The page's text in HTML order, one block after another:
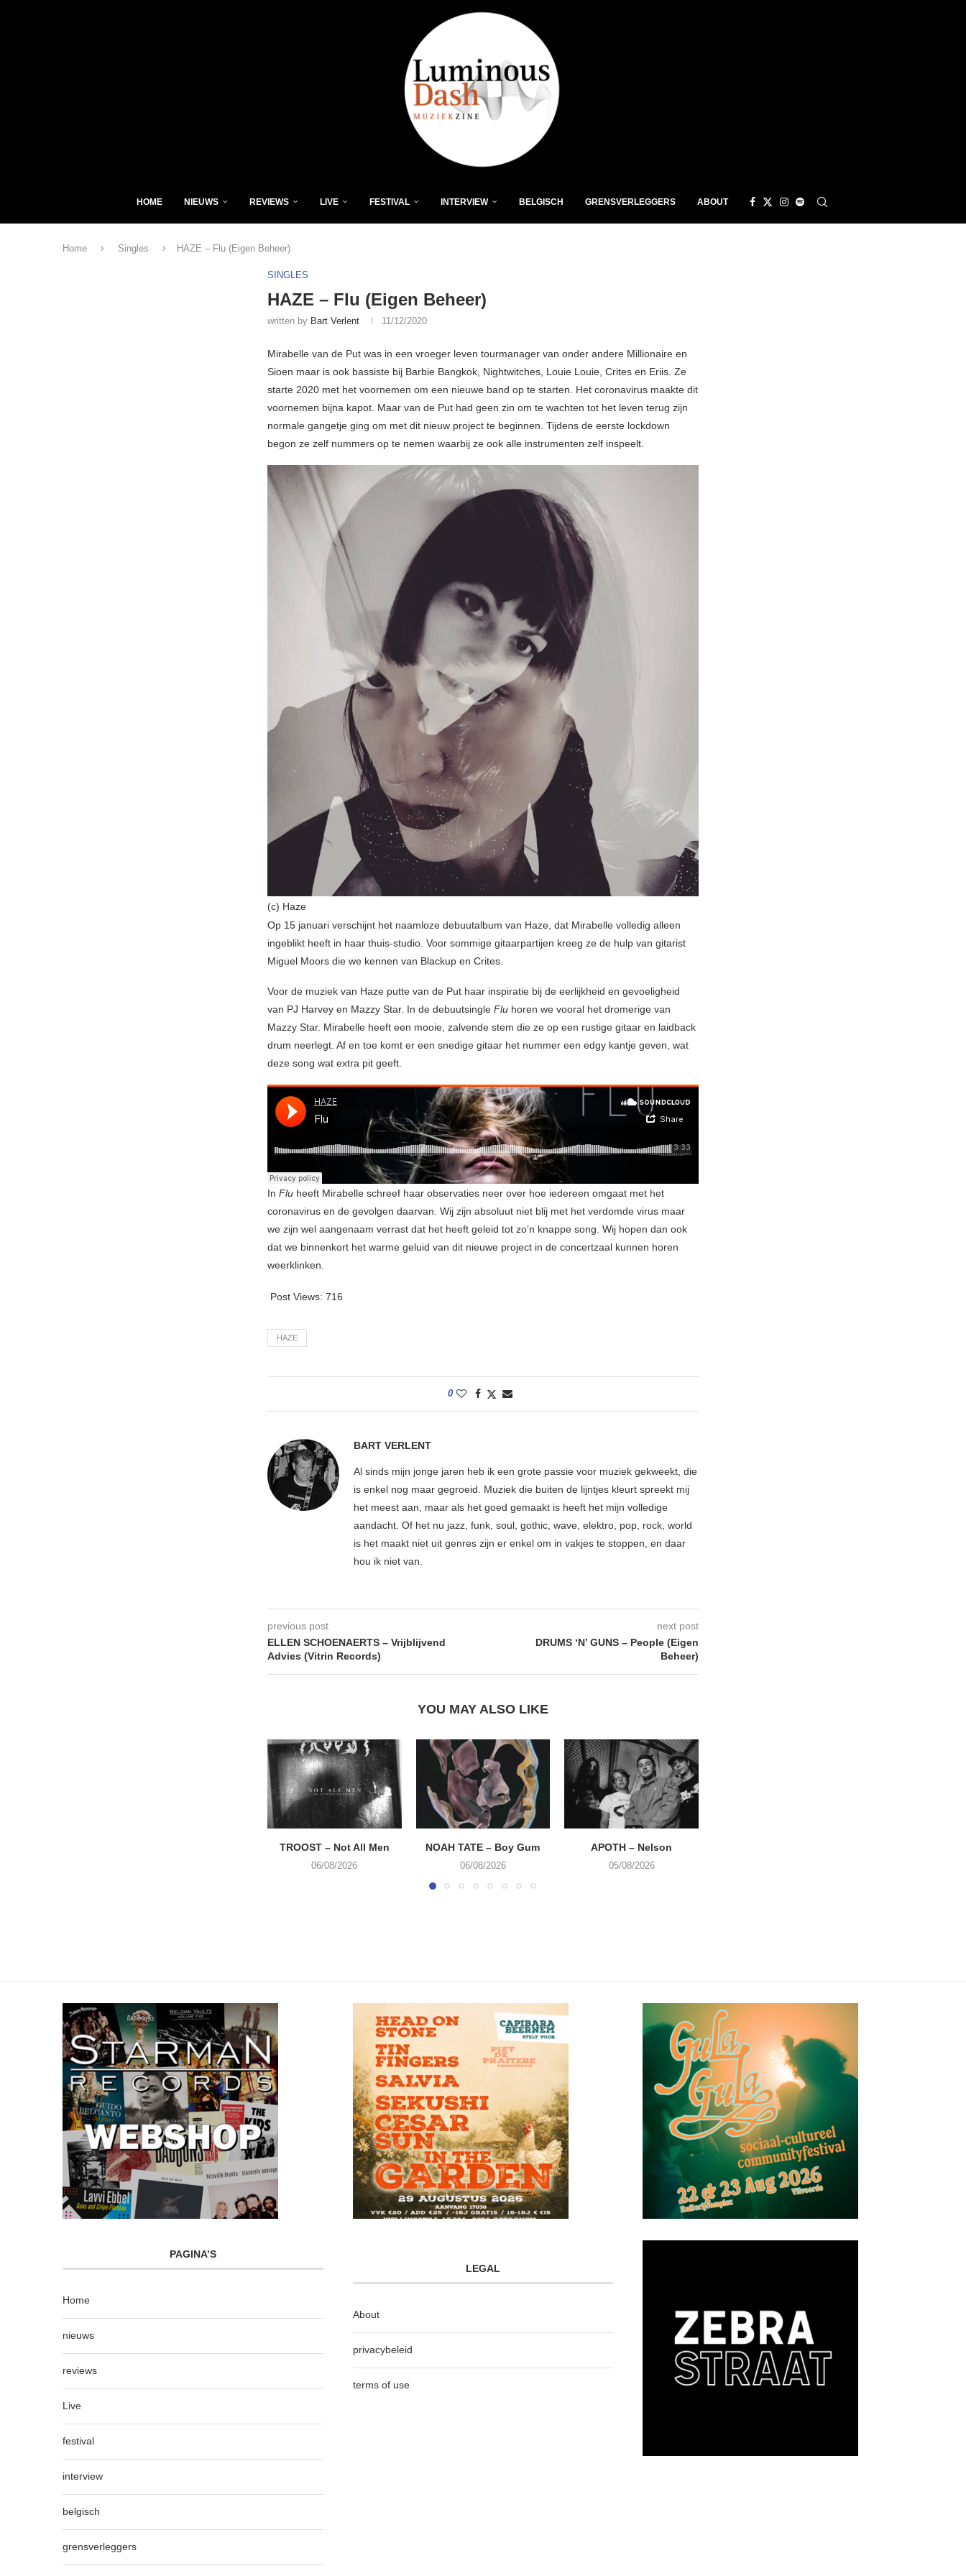
HOME NIEUWS REVIEWS LIVE FESTIVAL INTERVIEW BELGISCH GRENSVERLEGGERS ABOUT
Home Singles HAZE – Flu (Eigen Beheer)
SINGLES
HAZE – Flu (Eigen Beheer)
written by Bart Verlent 11/12/2020
Mirabelle van de Put was in een vroeger leven tourmanager van onder andere Millionaire en
Sioen maar is ook bassiste bij Barbie Bangkok, Nightwitches, Louie Louie, Crites en Eriis. Ze
starte 2020 met het voornemen om een nieuwe band op te starten. Het coronavirus maakte dit
voornemen bijna kapot. Maar van de Put had geen zin om te wachten tot het leven terug zijn
normale gangetje ging om met dit nieuw project te beginnen. Tijdens de eerste lockdown
begon ze zelf nummers op te nemen waarbij ze ook alle instrumenten zelf inspeelt.
(c) Haze
Op 15 januari verschijnt het naamloze debuutalbum van Haze, dat Mirabelle volledig alleen
ingeblikt heeft in haar thuis-studio. Voor sommige gitaarpartijen kreeg ze de hulp van gitarist
Miguel Moors die we kennen van Blackup en Crites.
Voor de muziek van Haze putte van de Put haar inspiratie bij de eerlijkheid en gevoeligheid
van PJ Harvey en Mazzy Star. In de debuutsingle Flu horen we vooral het dromerige van
Mazzy Star. Mirabelle heeft een mooie, zalvende stem die ze op een rustige gitaar en laidback
drum neerlegt. Af en toe komt er een snedige gitaar het nummer een edgy kantje geven, wat
deze song wat extra pit geeft.
In Flu heeft Mirabelle schreef haar observaties neer over hoe iedereen omgaat met het
coronavirus en de gevolgen daarvan. Wij zijn absoluut niet blij met het verdomde virus maar
we zijn wel aangenaam verrast dat het heeft geleid tot zo’n knappe song. Wij hopen dan ook
dat we binnenkort het warme geluid van dit nieuwe project in de concertzaal kunnen horen
weerklinken.
Post Views: 716
HAZE
0
BART VERLENT
Al sinds mijn jonge jaren heb ik een grote passie voor muziek gekweekt, die
is enkel nog maar gegroeid. Muziek die buiten de lijntjes kleurt spreekt mij
het meest aan, maar als het goed gemaakt is heeft het mijn volledige
aandacht. Of het nu jazz, funk, soul, gothic, wave, elektro, pop, rock, world
is het maakt niet uit genres zijn er enkel om in vakjes te stoppen, en daar
hou ik niet van.
previous post
ELLEN SCHOENAERTS – Vrijblijvend
Advies (Vitrin Records)
next post
DRUMS ‘N’ GUNS – People (Eigen
Beheer)
YOU MAY ALSO LIKE
TROOST – Not All Men
06/08/2026
NOAH TATE – Boy Gum
06/08/2026
APOTH – Nelson
05/08/2026
PAGINA’S
Home
nieuws
reviews
Live
festival
interview
belgisch
grensverleggers
LEGAL
About
privacybeleid
terms of use